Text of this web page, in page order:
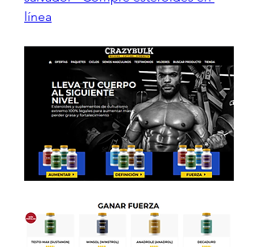
línea